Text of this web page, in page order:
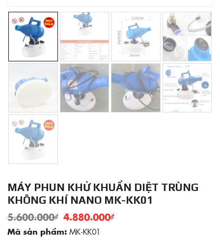
MÁY PHUN KHỬ KHUẨN DIỆT TRÙNG
KHÔNG KHÍ NANO MK-KK01
5.600.000₫ 4.880.000₫
Mã sản phẩm: MK-KK01